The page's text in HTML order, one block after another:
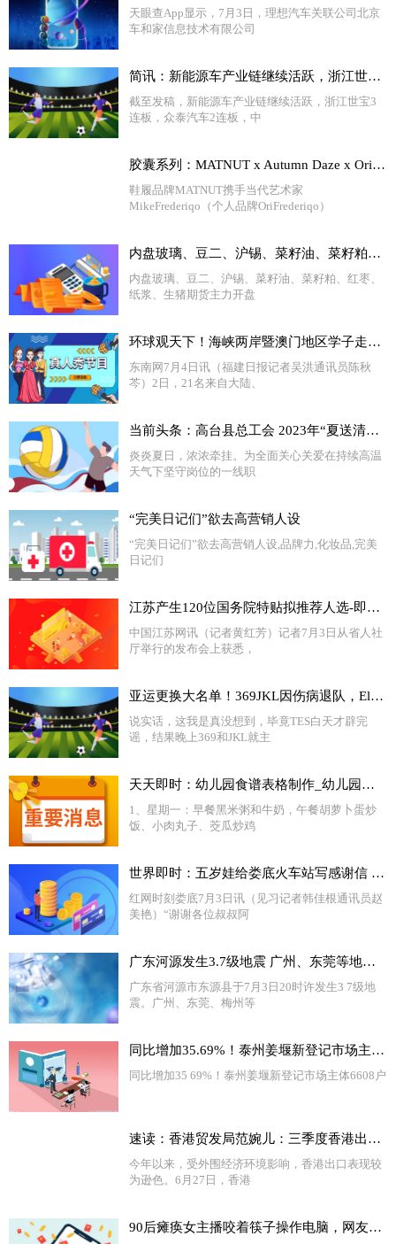
天眼查App显示，7月3日，理想汽车关联公司北京
车和家信息技术有限公司
简讯：新能源车产业链继续活跃，浙江世宝3连板
截至发稿，新能源车产业链继续活跃，浙江世宝3
连板，众泰汽车2连板，中
胶囊系列：MATNUT x Autumn Daze x Ori 天天快消息
鞋履品牌MATNUT携手当代艺术家
MikeFrederiqo（个人品牌OriFrederiqo）
内盘玻璃、豆二、沪锡、菜籽油、菜籽粕、红枣、纸浆、生猪期货主力开盘涨超1%
内盘玻璃、豆二、沪锡、菜籽油、菜籽粕、红枣、
纸浆、生猪期货主力开盘
环球观天下！海峡两岸暨澳门地区学子走进泉州开展暑期实践
东南网7月4日讯（福建日报记者吴洪通讯员陈秋
芩）2日，21名来自大陆、
当前头条：高台县总工会 2023年“夏送清凉慰问季”启动仪式
炎炎夏日，浓浓牵挂。为全面关心关爱在持续高温
天气下坚守岗位的一线职
“完美日记们”欲去高营销人设
“完美日记们”欲去高营销人设,品牌力,化妆品,完美
日记们
江苏产生120位国务院特贴拟推荐人选-即时看
中国江苏网讯（记者黄红芳）记者7月3日从省人社
厅举行的发布会上获悉，
亚运更换大名单！369JKL因伤病退队，Elk和XUN入选 环球快播报
说实话，这我是真没想到，毕竟TES白天才辟完
谣，结果晚上369和JKL就主
天天即时：幼儿园食谱表格制作_幼儿园食谱表
1、星期一：早餐黑米粥和牛奶，午餐胡萝卜蛋炒
饭、小肉丸子、茭瓜炒鸡
世界即时：五岁娃给娄底火车站写感谢信 因为啥？
红网时刻娄底7月3日讯（见习记者韩佳根通讯员赵
美艳）“谢谢各位叔叔阿
广东河源发生3.7级地震 广州、东莞等地有震感
广东省河源市东源县于7月3日20时许发生3 7级地
震。广州、东莞、梅州等
同比增加35.69%！泰州姜堰新登记市场主体6608户
同比增加35 69%！泰州姜堰新登记市场主体6608户
速读：香港贸发局范婉儿：三季度香港出口有望止跌回升 出口信心进一步回暖
今年以来，受外围经济环境影响，香港出口表现较
为逊色。6月27日，香港
90后瘫痪女主播咬着筷子操作电脑，网友直呼励志